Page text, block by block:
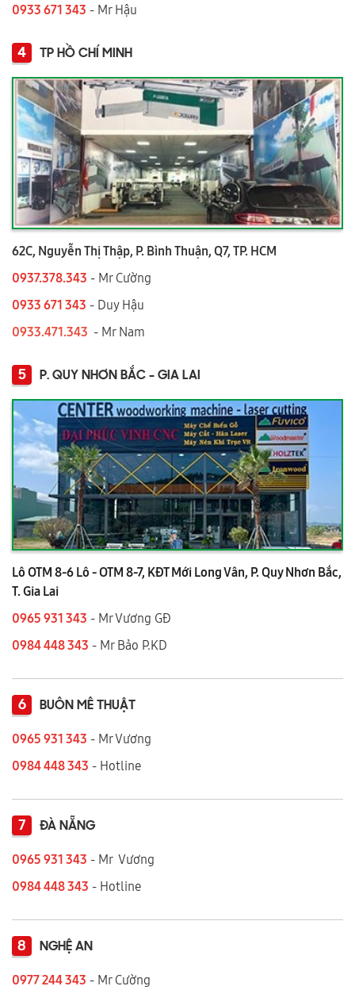
0933 671 343 - Mr Hậu
4 TP HỒ CHÍ MINH
62C, Nguyễn Thị Thập, P. Bình Thuận, Q7, TP. HCM
0937.378.343 - Mr Cường
0933 671 343 - Duy Hậu
0933.471.343 - Mr Nam
5 P. QUY NHƠN BẮC - GIA LAI
Lô OTM 8-6 Lô - OTM 8-7, KĐT Mới Long Vân, P. Quy Nhơn Bắc,
T. Gia Lai
0965 931 343 - Mr Vương GĐ
0984 448 343 - Mr Bảo P.KD
6 BUÔN MÊ THUẬT
0965 931 343 - Mr Vương
0984 448 343 - Hotline
7 ĐÀ NẴNG
0965 931 343 - Mr Vương
0984 448 343 - Hotline
8 NGHỆ AN
0977 244 343 - Mr Cường